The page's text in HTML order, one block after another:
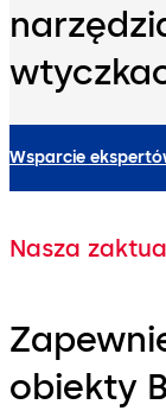
Wsparcie
Nasza
obiekty